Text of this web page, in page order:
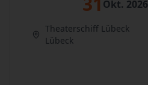
Okt. 2026
Theaterschiff Lübeck
Lübeck